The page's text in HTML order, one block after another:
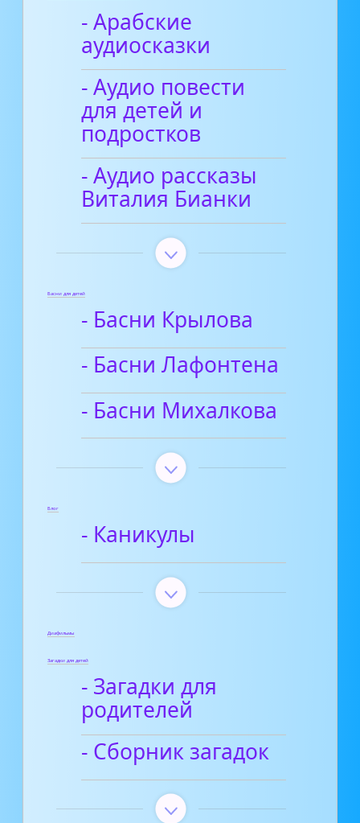
- Арабские
аудиосказки
- Аудио повести
для детей и
подростков
- Аудио рассказы
Виталия Бианки
Басни для детей
- Басни Крылова
- Басни Лафонтена
- Басни Михалкова
Блог
- Каникулы
Диафильмы
Загадки для детей
- Загадки для
родителей
- Сборник загадок